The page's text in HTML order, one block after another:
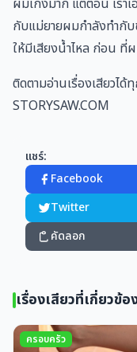
ผมเก่งมาก แต่ตอน เราเ
กับแม่ยายผมกำลังทำกับ
ให้มีเสียงน้ำไหล ก่อน ที่
ติดตามอ่านเรื่องเสียวได้
STORYSAW.COM
แชร์:
Facebook
Twitter
คัดลอก
เรื่องเสียวที่เกี่ยวข้อ
ครอบครัว